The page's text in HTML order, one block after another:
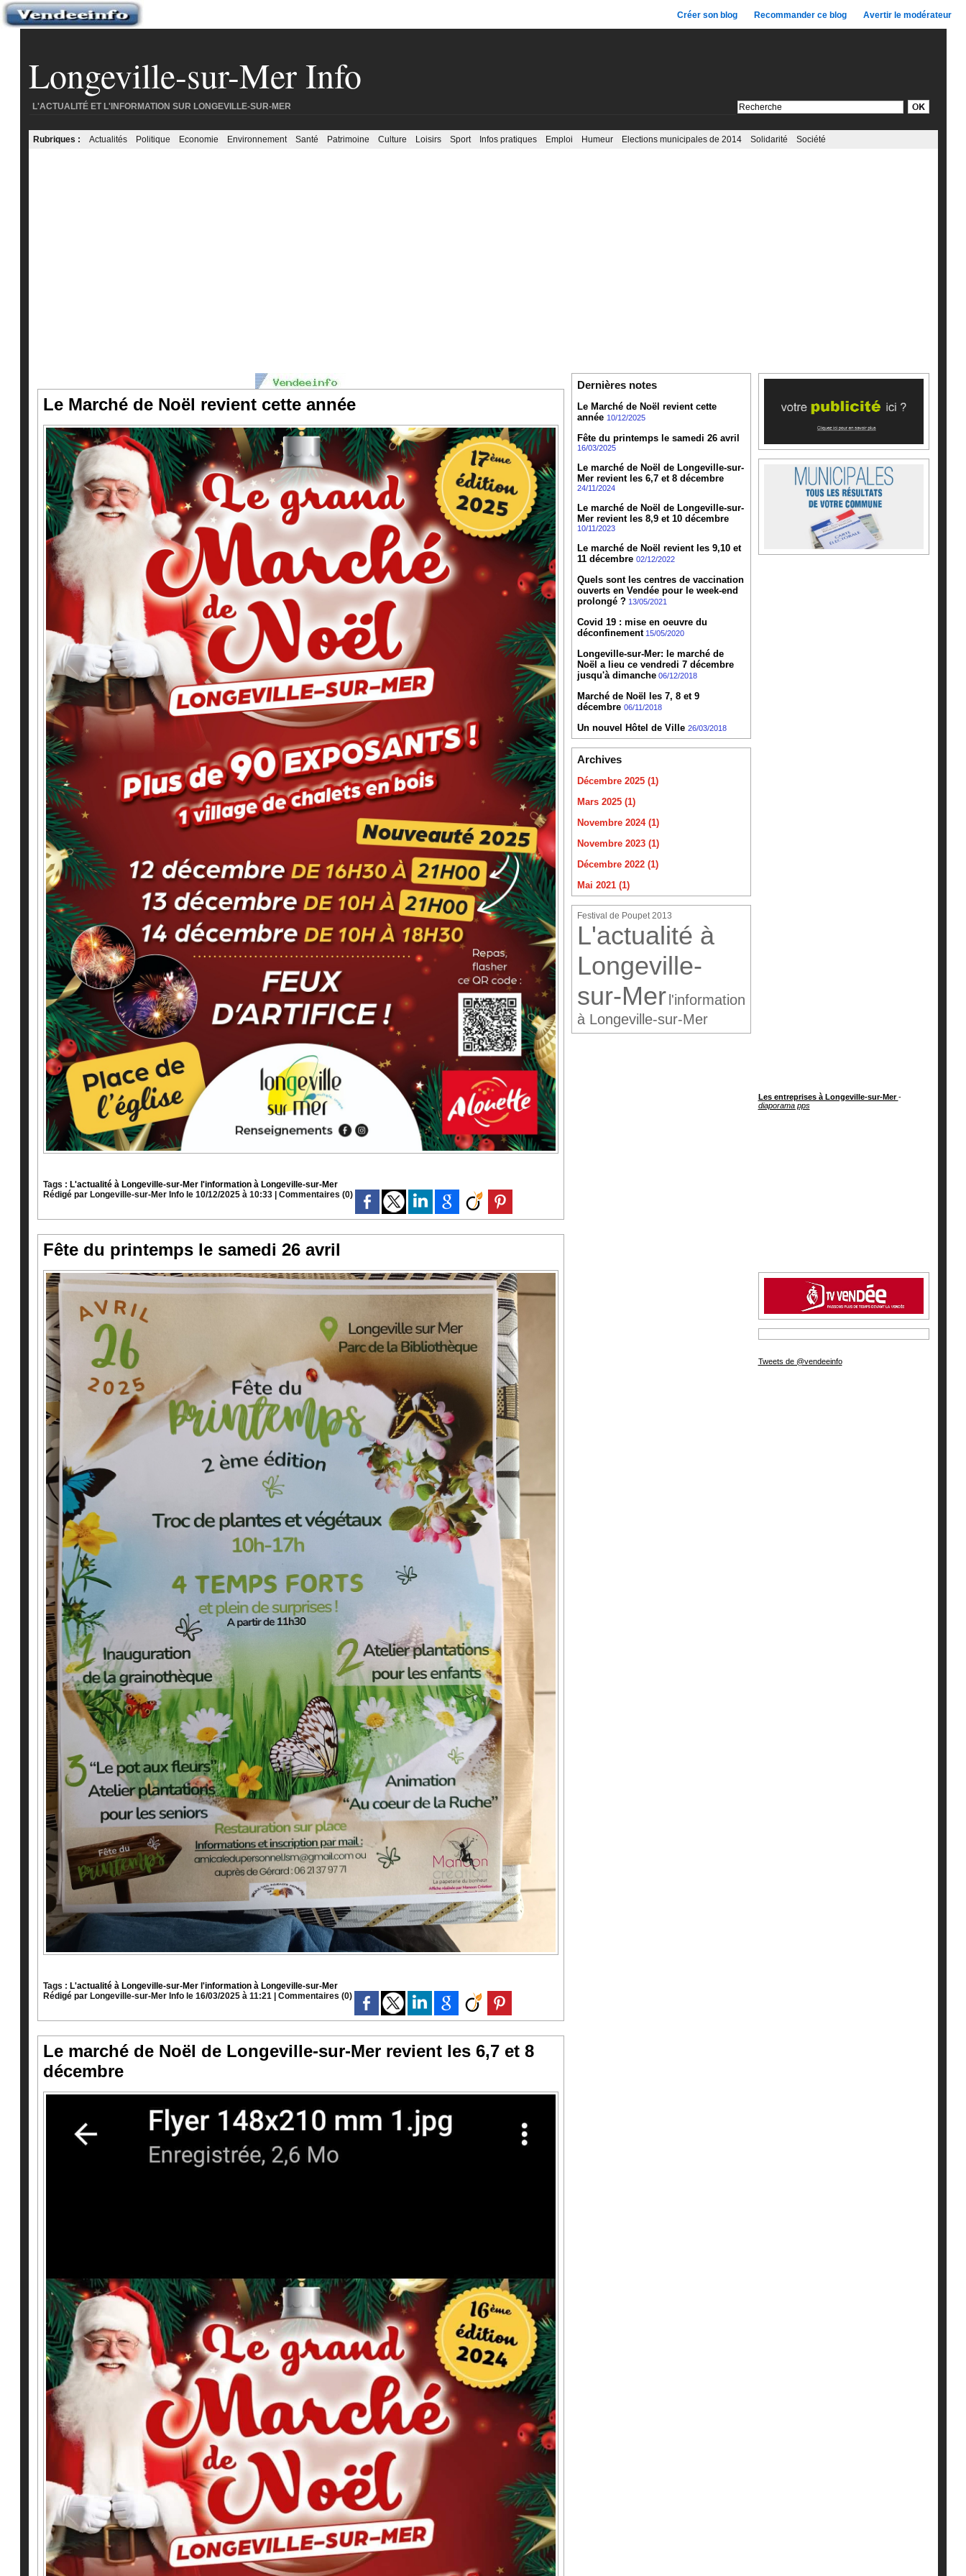
Créer son blog Recommander ce blog Avertir le modérateur
Longeville-sur-Mer Info
L'ACTUALITÉ ET L'INFORMATION SUR LONGEVILLE-SUR-MER
Rubriques : Actualités Politique Economie Environnement Santé Patrimoine Culture Loisirs Sport Infos pratiques Emploi Humeur Elections municipales de 2014 Solidarité Société
Le Marché de Noël revient cette année
Tags : L'actualité à Longeville-sur-Mer l'information à Longeville-sur-Mer
Rédigé par Longeville-sur-Mer Infole 10/12/2025 à 10:33 | Commentaires (0)
Fête du printemps le samedi 26 avril
Tags : L'actualité à Longeville-sur-Mer l'information à Longeville-sur-Mer
Rédigé par Longeville-sur-Mer Infole 16/03/2025 à 11:21 Commentaires (0)
Le marché de Noël de Longeville-sur-Mer revient les 6,7 et 8
décembre
Dernières notes
Le Marché de Noël revient cette
année 10/12/2025
Fête du printemps le samedi 26 avril
16/03/2025
Le marché de Noël de Longeville-sur-
Mer revient les 6,7 et 8 décembre
24/11/2024
Le marché de Noël de Longeville-sur-
Mer revient les 8,9 et 10 décembre
10/11/2023
Le marché de Noël revient les 9,10 et
11 décembre 02/12/2022
Quels sont les centres de vaccination
ouverts en Vendée pour le week-end
prolongé ? 13/05/2021
Covid 19 : mise en oeuvre du
déconfinement 15/05/2020
Longeville-sur-Mer: le marché de
Noël a lieu ce vendredi 7 décembre
jusqu'à dimanche 06/12/2018
Marché de Noël les 7, 8 et 9
décembre 06/11/2018
Un nouvel Hôtel de Ville 26/03/2018
Archives
Décembre 2025 (1)
Mars 2025 (1)
Novembre 2024 (1)
Novembre 2023 (1)
Décembre 2022 (1)
Mai 2021 (1)
Festival de Poupet 2013
L'actualité à
Longeville-
sur-Mer l'information
à Longeville-sur-Mer
Les entreprises à Longeville-sur-Mer-
diaporama pps
Tweets de @vendeeinfo